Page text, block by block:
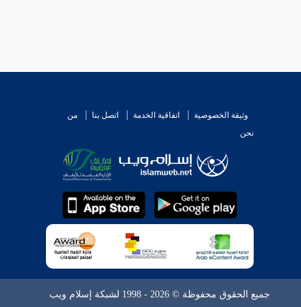
وثيقة الخصوصية اتفاقية الخدمة اتصل بنا
من
نحن
جميع الحقوق محفوظة © 2026 - 1998 لشبكة إسلام ويب